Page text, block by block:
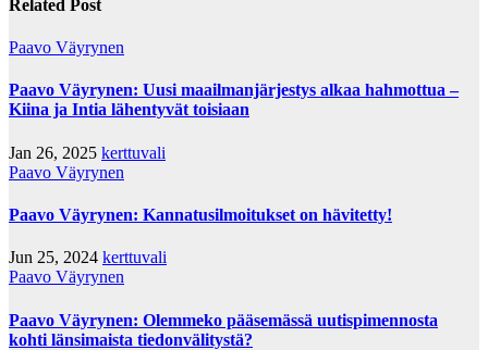
Related Post
Paavo Väyrynen
Paavo Väyrynen: Uusi maailmanjärjestys alkaa hahmottua –
Kiina ja Intia lähentyvät toisiaan
Jan 26, 2025 kerttuvali
Paavo Väyrynen
Paavo Väyrynen: Kannatusilmoitukset on hävitetty!
Jun 25, 2024 kerttuvali
Paavo Väyrynen
Paavo Väyrynen: Olemmeko pääsemässä uutispimennosta
kohti länsimaista tiedonvälitystä?